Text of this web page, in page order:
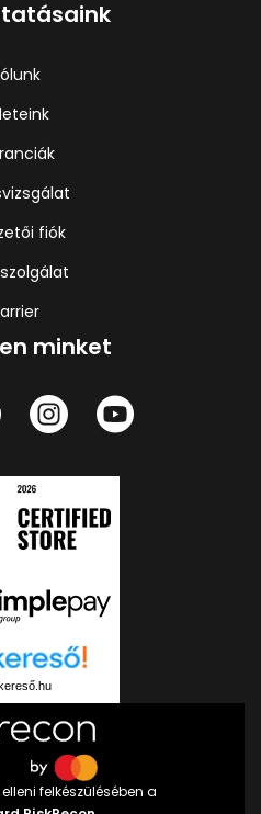
fiók
minket
felkészülésében a